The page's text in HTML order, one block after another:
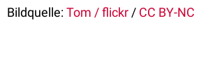
Bildquelle:Tom / flickr / CC BY-NC